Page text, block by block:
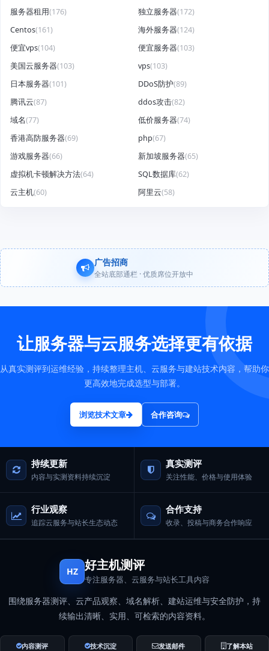
服务器租用(176) 独立服务器(172)
Centos(161) 海外服务器(124)
便宜vps(104) 便宜服务器(103)
美国云服务器(103) vps(103)
日本服务器(101) DDoS防护(89)
腾讯云(87) ddos攻击(82)
域名(77) 低价服务器(74)
香港高防服务器(69) php(67)
游戏服务器(66) 新加坡服务器(65)
虚拟机卡顿解决方法(64) SQL数据库(62)
云主机(60) 阿里云(58)
广告招商
全站底部通栏 · 优质席位开放中
让服务器与云服务选择更有依据
从真实测评到运维经验，持续整理主机、云服务与建站技术内容，帮助你
更高效地完成选型与部署。
浏览技术文章 合作咨询
持续更新
内容与实测资料持续沉淀
真实测评
关注性能、价格与使用体验
行业观察
追踪云服务与站长生态动态
合作支持
收录、投稿与商务合作响应
HZ 好主机测评
专注服务器、云服务与站长工具内容
围绕服务器测评、云产品观察、域名解析、建站运维与安全防护，持
续输出清晰、实用、可检索的内容资料。
内容测评 技术沉淀 发送邮件 了解本站